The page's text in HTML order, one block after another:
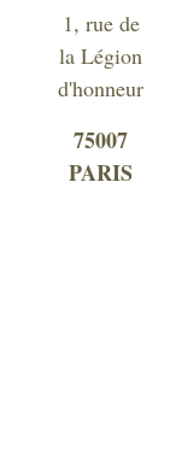
1, rue de
la Légion
d'honneur
75007
PARIS